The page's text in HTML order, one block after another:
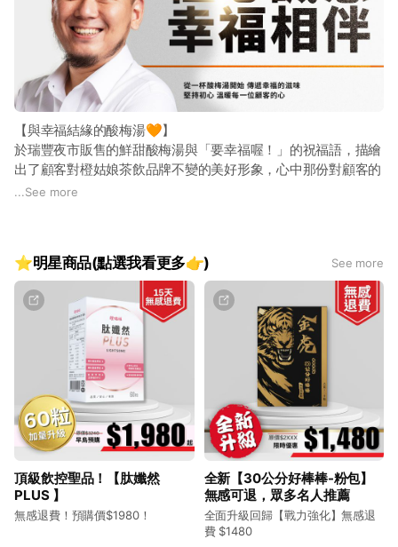
📅活動期間： 2026/06/05 (12:01pm起) 至 07/05 (12:00pm止)
單筆滿 $3000：即享資格抽【Macbook Neo】
單筆滿 $5000：加碼再抽【10股台積電（等值現金）】
👇 指定任務輕鬆解鎖折扣 👇
① 單筆滿額憑訂單編號即可參加抽獎
#橙姑娘 #618購會買 #台積電
#MacbookNeo #抽獎活動 #年中慶
※注意事項：同一筆訂單編號不得重複領獎。主辦單位保留活動
最終解釋權。
【與幸福結緣的酸梅湯🧡】
於瑞豐夜市販售的鮮甜酸梅湯與「要幸福喔！」的祝福語，描繪
出了顧客對橙姑娘茶飲品牌不變的美好形象，心中那份對顧客的
責任感，給了橙姑娘更努力向前的動力！
...See more
⭐明星商品(點選我看更多👉) See more
頂級飲控聖品！【肽孅然
PLUS 】
無感退費！預購價$1980！
全新【30公分好棒棒-粉包】
無感可退，眾多名人推薦
全面升級回歸【戰力強化】無感退
費 $1480